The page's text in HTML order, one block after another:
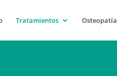
Tratamientos Osteopatía